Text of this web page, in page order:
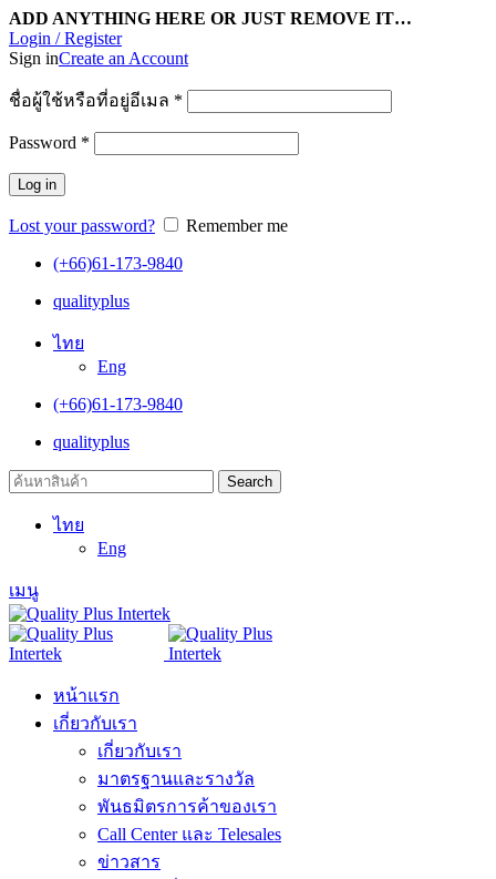
ADD ANYTHING HERE OR JUST REMOVE IT…
Login / Register
Sign inCreate an Account
ชื่อผู้ใช้หรือที่อยู่อีเมล *
Password *
Log in
Lost your password?
Remember me
(+66)61-173-9840
qualityplus
ไทย
Eng
(+66)61-173-9840
qualityplus
Search
ไทย
Eng
เมนู
หน้าแรก
เกี่ยวกับเรา
เกี่ยวกับเรา
มาตรฐานและรางวัล
พันธมิตรการค้าของเรา
Call Center และ Telesales
ข่าวสาร